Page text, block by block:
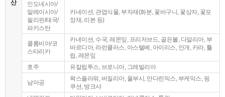
산
인도네시아/
말레이시아/
필리핀/태국/
파키스탄
카네이션, 관엽식물, 부자재(화분, 꽃바구니, 꽃상자, 꽃포
장재, 리본 등)
콜롬비아/코
스타리카
카네이션, 수국, 레몬잎, 프리저브드, 골든볼, 다알리아, 부
바르디아, 라런큘러스, 아스텔베, 아이리스, 안개, 카라, 튤
립, 레몬잎
호주
유칼립투스, 브로니아, 그레빌리아
남아공
왁스플라워, 버질리아, 울부시, 만다린믹스, 부케믹스, 핑
쿠션, 방크샤